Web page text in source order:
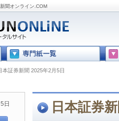
聞オンライン.COM
本証券新聞 2025年2月5日
日本証券